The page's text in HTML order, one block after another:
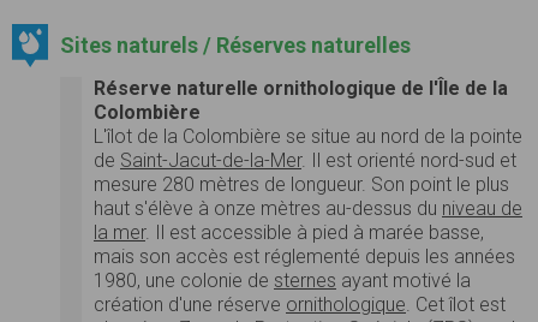
Sites naturels / Réserves naturelles
Réserve naturelle ornithologique de l'Île de la
Colombière
L'îlot de la Colombière se situe au nord de la pointe
de Saint-Jacut-de-la-Mer. Il est orienté nord-sud et
mesure 280 mètres de longueur. Son point le plus
haut s'élève à onze mètres au-dessus du niveau de
la mer. Il est accessible à pied à marée basse,
mais son accès est réglementé depuis les années
1980, une colonie de sternes ayant motivé la
création d'une réserve ornithologique . Cet îlot est